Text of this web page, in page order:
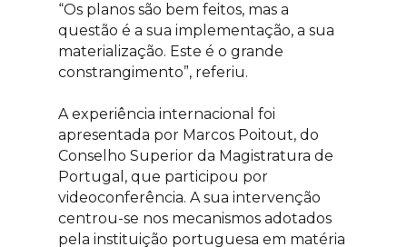
“Os planos são bem feitos, mas a
questão é a sua implementação, a sua
materialização. Este é o grande
constrangimento”, referiu.
A experiência internacional foi
apresentada por Marcos Poitout, do
Conselho Superior da Magistratura de
Portugal, que participou por
videoconferência. A sua intervenção
centrou-se nos mecanismos adotados
pela instituição portuguesa em matéria